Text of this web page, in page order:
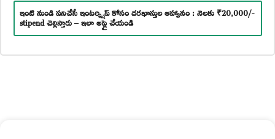
ఇంటి నుండి పనిచేసే ఇంటర్న్షిప్ కోసం దరఖాస్తుల ఆహ్వానం : నెలకు ₹20,000/-
stipend చెల్లిస్తారు – ఇలా అప్లై చేయండి